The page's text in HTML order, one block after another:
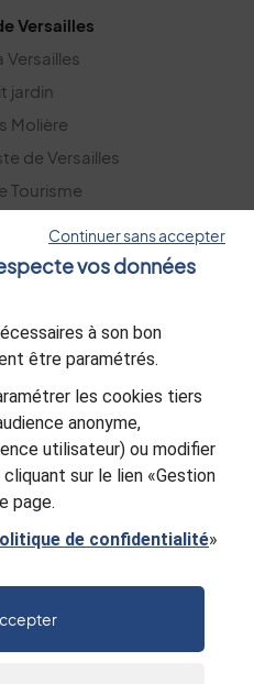
Versailles
Versailles
jardin
Molière
de Versailles
Tourisme
Politique de confidentialité
légales
Continuer sans accepter
vos données
à son bon
être paramétrés.
les cookies tiers
anonyme,
utilisateur) ou modifier
sur le lien «Gestion
page.
de confidentialité»